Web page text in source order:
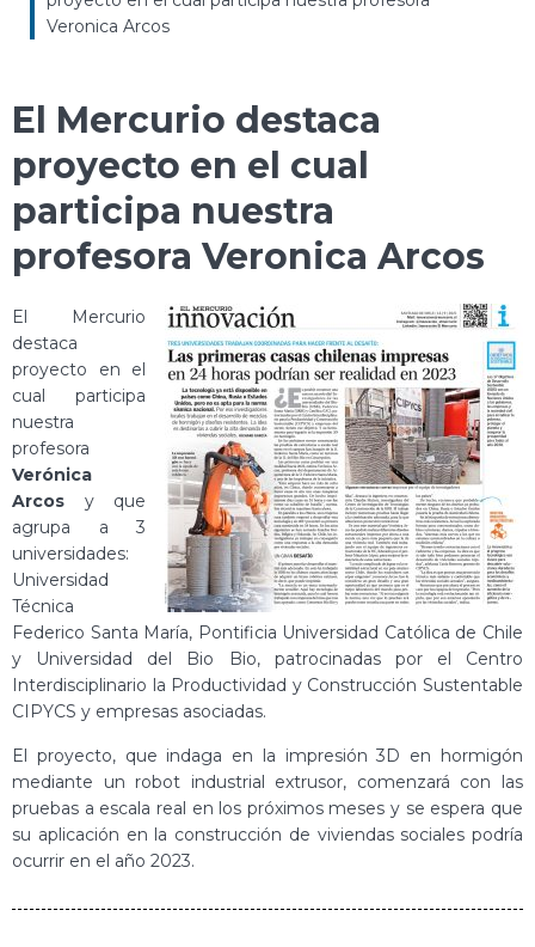
Veronica Arcos
El Mercurio destaca
proyecto en el cual
participa nuestra
profesora Veronica Arcos
El Mercurio
destaca
proyecto en el
cual participa
nuestra
profesora
Verónica
Arcos y que
agrupa a 3
universidades:
Universidad
Técnica
Federico Santa María, Pontificia Universidad Católica de Chile
y Universidad del Bio Bio, patrocinadas por el Centro
Interdisciplinario la Productividad y Construcción Sustentable
CIPYCS y empresas asociadas.
El proyecto, que indaga en la impresión 3D en hormigón
mediante un robot industrial extrusor, comenzará con las
pruebas a escala real en los próximos meses y se espera que
su aplicación en la construcción de viviendas sociales podría
ocurrir en el año 2023.